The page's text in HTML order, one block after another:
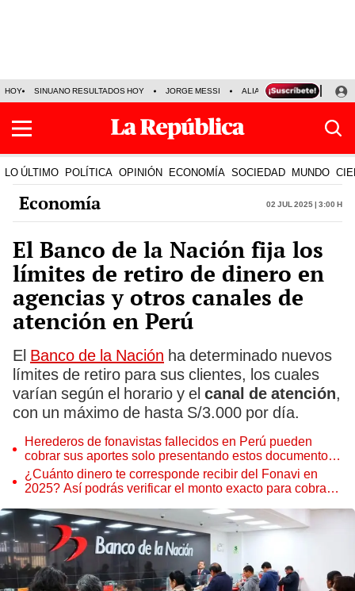
HOY SINUANO RESULTADOS HOY JORGE MESSI ALIANZA LIMA VS SPORT
LO ÚLTIMO POLÍTICA OPINIÓN ECONOMÍA SOCIEDAD MUNDO
Economía 02 Jul 2025 | 3:00 h
El Banco de la Nación fija los
límites de retiro de dinero en
agencias y otros canales de
atención en Perú
El Banco de la Nación ha determinado nuevos
límites de retiro para sus clientes, los cuales
varían según el horario y el canal de atención,
con un máximo de hasta S/3.000 por día.
Herederos de fonavistas fallecidos en Perú pueden
cobrar sus aportes solo presentando estos documentos
en Perú vía Banco de la Nación
¿Cuánto dinero te corresponde recibir del Fonavi en
2025? Así podrás verificar el monto exacto para cobrar